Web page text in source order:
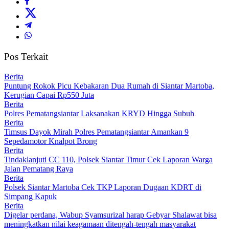
Pos Terkait
Berita
Puntung Rokok Picu Kebakaran Dua Rumah di Siantar Martoba,
Kerugian Capai Rp550 Juta
Berita
Polres Pematangsiantar Laksanakan KRYD Hingga Subuh
Berita
Timsus Dayok Mirah Polres Pematangsiantar Amankan 9
Sepedamotor Knalpot Brong
Berita
Tindaklanjuti CC 110, Polsek Siantar Timur Cek Laporan Warga
Jalan Pematang Raya
Berita
Polsek Siantar Martoba Cek TKP Laporan Dugaan KDRT di
Simpang Kapuk
Berita
Digelar perdana, Wabup Syamsurizal harap Gebyar Shalawat bisa
meningkatkan nilai keagamaan ditengah-tengah masyarakat